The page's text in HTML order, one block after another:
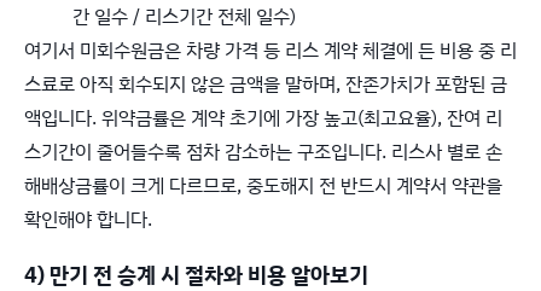
간 일수 / 리스기간 전체 일수)
여기서 미회수원금은 차량 가격 등 리스 계약 체결에 든 비용 중 리
스료로 아직 회수되지 않은 금액을 말하며, 잔존가치가 포함된 금
액입니다. 위약금률은 계약 초기에 가장 높고(최고요율), 잔여 리
스기간이 줄어들수록 점차 감소하는 구조입니다. 리스사 별로 손
해배상금률이 크게 다르므로, 중도해지 전 반드시 계약서 약관을
확인해야 합니다.
4) 만기 전 승계 시 절차와 비용 알아보기